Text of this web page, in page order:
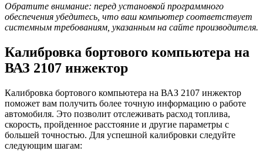
Обратите внимание: перед установкой программного
обеспечения убедитесь, что ваш компьютер соответствует
системным требованиям, указанным на сайте производителя.
Калибровка бортового компьютера на
ВАЗ 2107 инжектор
Калибровка бортового компьютера на ВАЗ 2107 инжектор
поможет вам получить более точную информацию о работе
автомобиля. Это позволит отслеживать расход топлива,
скорость, пройденное расстояние и другие параметры с
большей точностью. Для успешной калибровки следуйте
следующим шагам: